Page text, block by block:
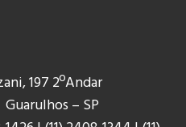
197 2ºAndar
– SP